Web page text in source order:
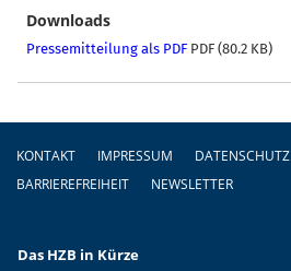
Downloads
Pressemitteilung als PDF PDF (80.2 KB)
Fußzeile
KONTAKT IMPRESSUM DATENSCHUTZ
BARRIEREFREIHEIT
NEWSLETTER
Das HZB in Kürze